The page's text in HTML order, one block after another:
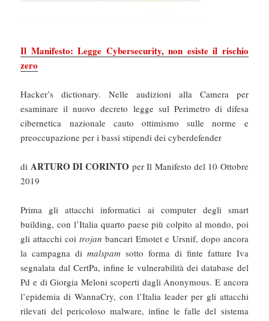
Il Manifesto: Legge Cybersecurity, non esiste il rischio
zero
Hacker’s dictionary. Nelle audizioni alla Camera per
esaminare il nuovo decreto legge sul Perimetro di difesa
cibernetica nazionale cauto ottimismo sulle norme e
preoccupazione per i bassi stipendi dei cyberdefender
di ARTURO DI CORINTO per Il Manifesto del 10 Ottobre
2019
Prima gli attacchi informatici ai computer degli smart
building, con l’Italia quarto paese più colpito al mondo, poi
gli attacchi coitrojan bancari Emotet e Ursnif, dopo ancora
la campagna dimalspam sotto forma di finte fatture Iva
segnalata dal CertPa, infine le vulnerabilità dei database del
Pd e di Giorgia Meloni scoperti dagli Anonymous. E ancora
l’epidemia di WannaCry, con l’Italia leader per gli attacchi
rilevati del pericoloso malware, infine le falle del sistema